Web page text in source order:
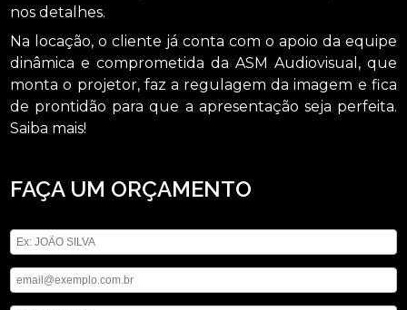
nos detalhes.
Na locação, o cliente já conta com o apoio da equipe
dinâmica e comprometida da ASM Audiovisual, que
monta o projetor, faz a regulagem da imagem e fica
de prontidão para que a apresentação seja perfeita.
Saiba mais!
FAÇA UM ORÇAMENTO